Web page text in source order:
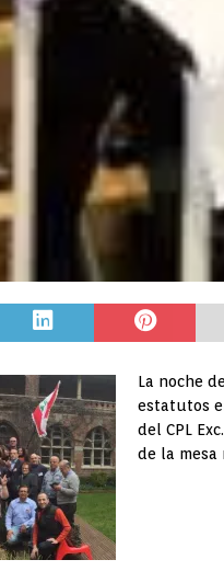
La noche
estatutos
del CPL
de la mesa